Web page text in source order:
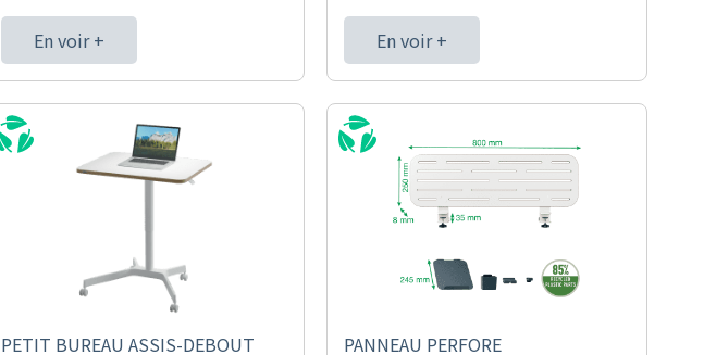
En voir + En voir +
PETIT BUREAU ASSIS-DEBOUT
PANNEAU PERFORE